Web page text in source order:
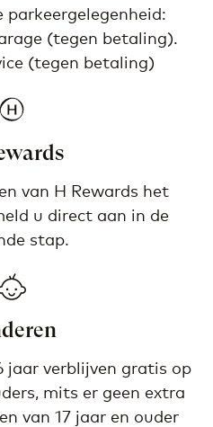
(tegen betaling).
(tegen betaling)
van H Rewards het
u direct aan in de
stap.
jaar verblijven gratis op
mits er geen extra
van 17 jaar en ouder